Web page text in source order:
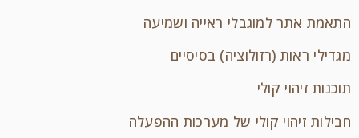
התאמת אתר למוגבלי ראייה ושמיעה
מגדילי ראות (רזולוציה) בסיסיים
תוכנות זיהוי קולי
חבילות זיהוי קולי של מערכות ההפעלה